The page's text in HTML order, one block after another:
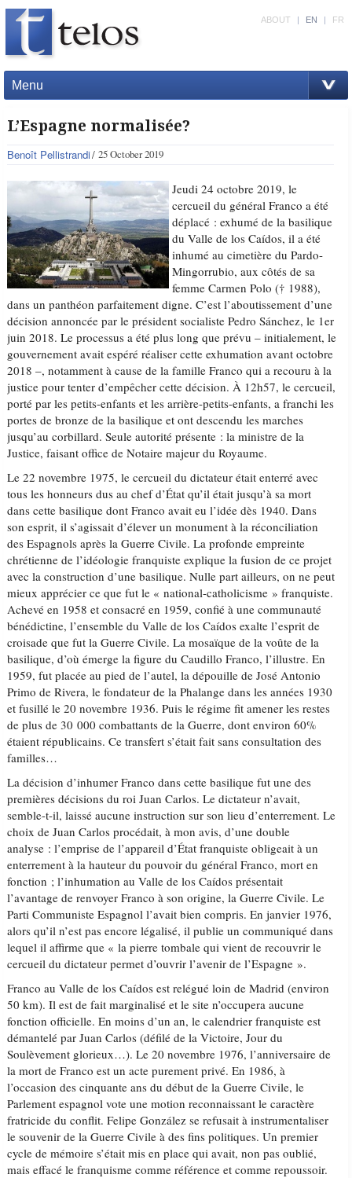
Menu
ABOUT | EN | FR
L’Espagne normalisée?
Benoît Pellistrandi 25 October 2019
Jeudi 24 octobre 2019, le
cercueil du général Franco a été
déplacé : exhumé de la basilique
du Valle de los Caídos, il a été
inhumé au cimetière du Pardo-
Mingorrubio, aux côtés de sa
femme Carmen Polo († 1988),
dans un panthéon parfaitement digne. C’est l’aboutissement d’une
décision annoncée par le président socialiste Pedro Sánchez, le 1er
juin 2018. Le processus a été plus long que prévu – initialement, le
gouvernement avait espéré réaliser cette exhumation avant octobre
2018 –, notamment à cause de la famille Franco qui a recouru à la
justice pour tenter d’empêcher cette décision. À 12h57, le cercueil,
porté par les petits-enfants et les arrière-petits-enfants, a franchi les
portes de bronze de la basilique et ont descendu les marches
jusqu’au corbillard. Seule autorité présente : la ministre de la
Justice, faisant office de Notaire majeur du Royaume.
Le 22 novembre 1975, le cercueil du dictateur était enterré avec
tous les honneurs dus au chef d’État qu’il était jusqu’à sa mort
dans cette basilique dont Franco avait eu l’idée dès 1940. Dans
son esprit, il s’agissait d’élever un monument à la réconciliation
des Espagnols après la Guerre Civile. La profonde empreinte
chrétienne de l’idéologie franquiste explique la fusion de ce projet
avec la construction d’une basilique. Nulle part ailleurs, on ne peut
mieux apprécier ce que fut le « national-catholicisme » franquiste.
Achevé en 1958 et consacré en 1959, confié à une communauté
bénédictine, l’ensemble du Valle de los Caídos exalte l’esprit de
croisade que fut la Guerre Civile. La mosaïque de la voûte de la
basilique, d’où émerge la figure du Caudillo Franco, l’illustre. En
1959, fut placée au pied de l’autel, la dépouille de José Antonio
Primo de Rivera, le fondateur de la Phalange dans les années 1930
et fusillé le 20 novembre 1936. Puis le régime fit amener les restes
de plus de 30 000 combattants de la Guerre, dont environ 60%
étaient républicains. Ce transfert s’était fait sans consultation des
familles…
La décision d’inhumer Franco dans cette basilique fut une des
premières décisions du roi Juan Carlos. Le dictateur n’avait,
semble-t-il, laissé aucune instruction sur son lieu d’enterrement. Le
choix de Juan Carlos procédait, à mon avis, d’une double
analyse : l’emprise de l’appareil d’État franquiste obligeait à un
enterrement à la hauteur du pouvoir du général Franco, mort en
fonction ; l’inhumation au Valle de los Caídos présentait
l’avantage de renvoyer Franco à son origine, la Guerre Civile. Le
Parti Communiste Espagnol l’avait bien compris. En janvier 1976,
alors qu’il n’est pas encore légalisé, il publie un communiqué dans
lequel il affirme que « la pierre tombale qui vient de recouvrir le
cercueil du dictateur permet d’ouvrir l’avenir de l’Espagne ».
Franco au Valle de los Caídos est relégué loin de Madrid (environ
50 km). Il est de fait marginalisé et le site n’occupera aucune
fonction officielle. En moins d’un an, le calendrier franquiste est
démantelé par Juan Carlos (défilé de la Victoire, Jour du
Soulèvement glorieux…). Le 20 novembre 1976, l’anniversaire de
la mort de Franco est un acte purement privé. En 1986, à
l’occasion des cinquante ans du début de la Guerre Civile, le
Parlement espagnol vote une motion reconnaissant le caractère
fratricide du conflit. Felipe González se refusait à instrumentaliser
le souvenir de la Guerre Civile à des fins politiques. Un premier
cycle de mémoire s’était mis en place qui avait, non pas oublié,
mais effacé le franquisme comme référence et comme repoussoir.